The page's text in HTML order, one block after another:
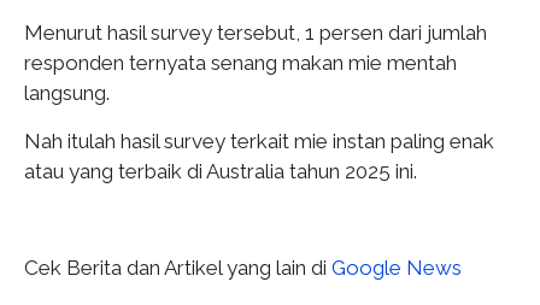
Menurut hasil survey tersebut, 1 persen dari jumlah
responden ternyata senang makan mie mentah
langsung.
Nah itulah hasil survey terkait mie instan paling enak
atau yang terbaik di Australia tahun 2025 ini.
Cek Berita dan Artikel yang lain di Google News